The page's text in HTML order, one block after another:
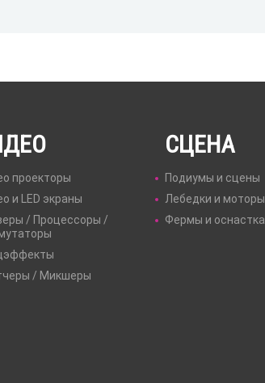
проекторы
и LED экраны
/ Процессоры /
/ Микшеры
СЦЕНА
Подиумы и сцены
Лебедки и моторы
Фермы и оснастка